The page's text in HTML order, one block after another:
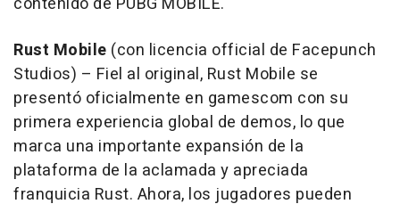
Rust Mobile (con licencia official de Facepunch
Studios) – Fiel al original, Rust Mobile se
presentó oficialmente en gamescom con su
primera experiencia global de demos, lo que
marca una importante expansión de la
plataforma de la aclamada y apreciada
franquicia Rust. Ahora, los jugadores pueden